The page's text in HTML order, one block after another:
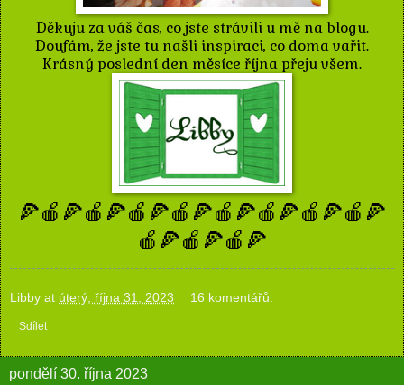
Děkuju za váš čas, co jste strávili u mě na blogu.
Doufám, že jste tu našli inspiraci, co doma vařit.
Krásný poslední den měsíce října přeju všem.
🍕🍎🍕🍎🍕🍎🍕🍎🍕🍎🍕🍎🍕🍎🍕🍎🍕
🍎🍕🍎🍕🍎🍕
Libby at úterý, října 31, 2023 16 komentářů:
Sdílet
pondělí 30. října 2023